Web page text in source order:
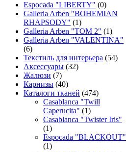
Espocada "LIBERTY" (0)
Galleria Arben "BOHEMIAN
RHAPSODY" (1)
Galleria Arben "TOM 2" (1)
Galleria Arben "VALENTINA"
(6)
Текстиль для интерьера (54)
Аксессуары (32)
Жалюзи (7)
Карнизы (40)
Каталоги тканей (474)
Casablanca "Twill
Caperucita" (1)
Casablanca "Twister Iris"
(1)
Espocada "BLACKOUT"
(1)